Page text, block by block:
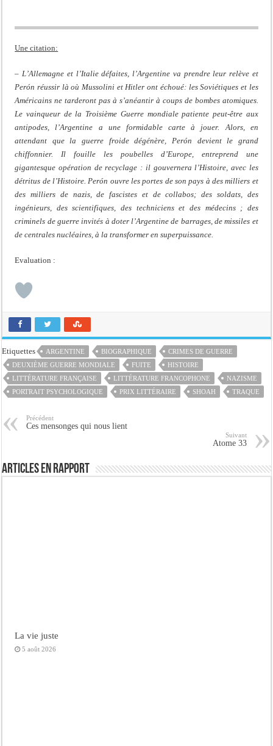
Une citation:
– L’Allemagne et l’Italie défaites, l’Argentine va prendre leur relève et
Perón réussir là où Mussolini et Hitler ont échoué: les Soviétiques et les
Américains ne tarderont pas à s’anéantir à coups de bombes atomiques.
Le vainqueur de la Troisième Guerre mondiale patiente peut-être aux
antipodes, l’Argentine a une formidable carte à jouer. Alors, en
attendant que la guerre froide dégénère, Perón devient le grand
chiffonnier. Il fouille les poubelles d’Europe, entreprend une
gigantesque opération de recyclage : il gouvernera l’Histoire, avec les
détritus de l’Histoire. Perón ouvre les portes de son pays à des milliers et
des milliers de nazis, de fascistes et de collabos; des soldats, des
ingénieurs, des scientifiques, des techniciens et des médecins ; des
criminels de guerre invités à doter l’Argentine de barrages, de missiles et
de centrales nucléaires, à la transformer en superpuissance.
Evaluation :
Etiquettes ARGENTINE BIOGRAPHIQUE
CRIMES DE GUERRE
DEUXIÈME GUERRE MONDIALE
FUITE
HISTOIRE
LITTÉRATURE FRANÇAISE
LITTÉRATURE FRANCOPHONE
NAZISME
PORTRAIT PSYCHOLOGIQUE
PRIX LITTÉRAIRE SHOAH TRAQUE
Précédent
Ces mensonges qui nous lient
Suivant
Atome 33
Articles en rapport
La vie juste
5 août 2026